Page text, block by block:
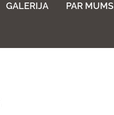
GALERIJA PAR MUMS